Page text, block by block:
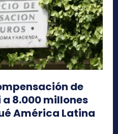
de
8.000 millones
América Latina